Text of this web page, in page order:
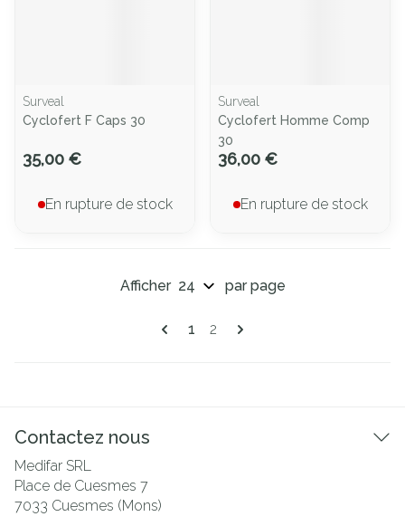
Surveal
Cyclofert F Caps 30
35,00 €
En rupture de stock
Surveal
Cyclofert Homme Comp
30
36,00 €
En rupture de stock
Pages
Vous lisez actuellement la page
1 Page
2
Afficher par page
Contactez nous
Medifar SRL
Place de Cuesmes 7
7033 Cuesmes (Mons)